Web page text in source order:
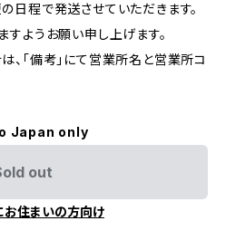
日程で発送させていただきます。
ようお願い申し上げます。
、「備考」にて営業所名と営業所コ
Japan only
out
お住まいの方向け